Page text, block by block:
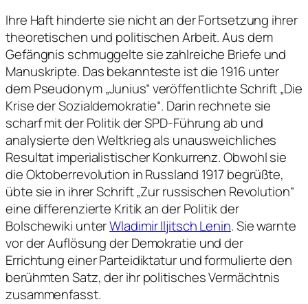
Ihre Haft hinderte sie nicht an der Fortsetzung ihrer
theoretischen und politischen Arbeit. Aus dem
Gefängnis schmuggelte sie zahlreiche Briefe und
Manuskripte. Das bekannteste ist die 1916 unter
dem Pseudonym „Junius“ veröffentlichte Schrift „Die
Krise der Sozialdemokratie“. Darin rechnete sie
scharf mit der Politik der SPD-Führung ab und
analysierte den Weltkrieg als unausweichliches
Resultat imperialistischer Konkurrenz. Obwohl sie
die Oktoberrevolution in Russland 1917 begrüßte,
übte sie in ihrer Schrift „Zur russischen Revolution“
eine differenzierte Kritik an der Politik der
Bolschewiki unterWladimir Iljitsch Lenin. Sie warnte
vor der Auflösung der Demokratie und der
Errichtung einer Parteidiktatur und formulierte den
berühmten Satz, der ihr politisches Vermächtnis
zusammenfasst.